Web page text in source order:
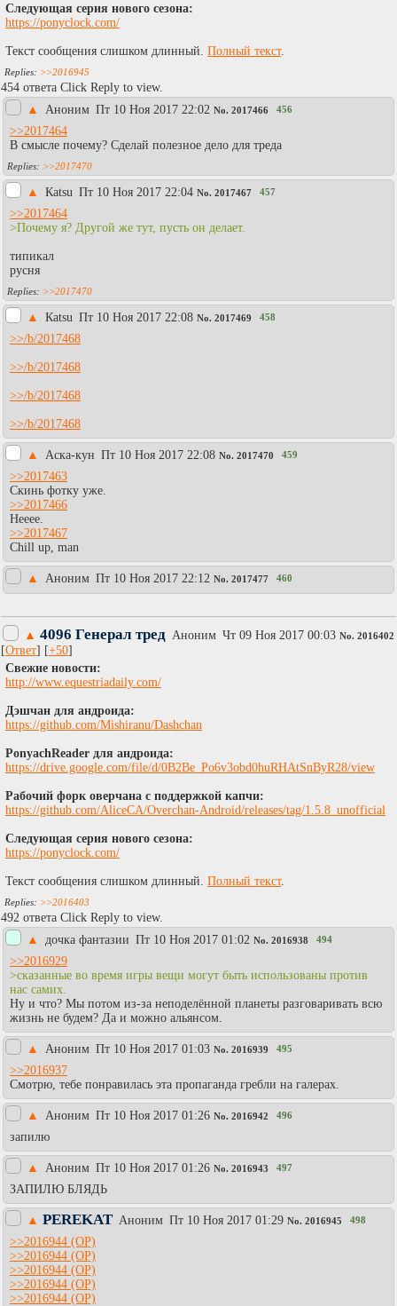
Следующая серия нового сезона:
https://ponyclock.com/
Текст сообщения слишком длинный. Полный текст.
>>2016945
454 ответа Click Reply to view.
▲
Аноним Пт 10 Ноя 2017 22:02 No. 2017466 456
>>2017464
В смысле почему? Сделай полезное дело для треда
>>2017470
▲ Каtsu Пт 10 Ноя 2017 22:04 No. 2017467 457
>>2017464
>Почему я? Другой же тут, пусть он делает.
типикал
русня
>>2017470
▲ Каtsu Пт 10 Ноя 2017 22:08 No. 2017469 458
>>/b/2017468
>>/b/2017468
>>/b/2017468
>>/b/2017468
▲ Аска-кун Пт 10 Ноя 2017 22:08 No. 2017470 459
>>2017463
Скинь фотку уже.
>>2017466
Нееее.
>>2017467
Chill up, man
▲ Аноним Пт 10 Ноя 2017 22:12 No. 2017477 460
▲ 4096 Генерал тред Аноним Чт 09 Ноя 2017 00:03 No. 2016402
[Ответ] [+50]
Cвежие новости:
http://www.equestriadaily.com/
Дэшчан для андроида:
https://github.com/Mishiranu/Dashchan
PonyachReader для андроида:
https://drive.google.com/file/d/0B2Be_Po6v3obd0huRHAtSnByR28/view
Рабочий форк оверчана с поддержкой капчи:
https://github.com/AliceCA/Overchan-Android/releases/tag/1.5.8_unofficial
Следующая серия нового сезона:
https://ponyclock.com/
Текст сообщения слишком длинный. Полный текст.
>>2016403
492 ответа Click Reply to view.
▲
дочка фантазии Пт 10 Ноя 2017 01:02 No. 2016938 494
>>2016929
>сказанные во время игры вещи могут быть использованы против
нас самих.
Ну и что? Мы потом из-за неподелённой планеты разговаривать всю
жизнь не будем? Да и можно альянсом.
▲ Аноним Пт 10 Ноя 2017 01:03 No. 2016939 495
>>2016937
Смотрю, тебе понравилась эта пропаганда гребли на галерах.
▲ Аноним Пт 10 Ноя 2017 01:26 No. 2016942 496
запилю
▲ Аноним Пт 10 Ноя 2017 01:26 No. 2016943 497
ЗАПИЛЮ БЛЯДЬ
▲ PEREKAT Аноним Пт 10 Ноя 2017 01:29 No. 2016945 498
>>2016944
>>2016944
>>2016944
>>2016944
>>2016944